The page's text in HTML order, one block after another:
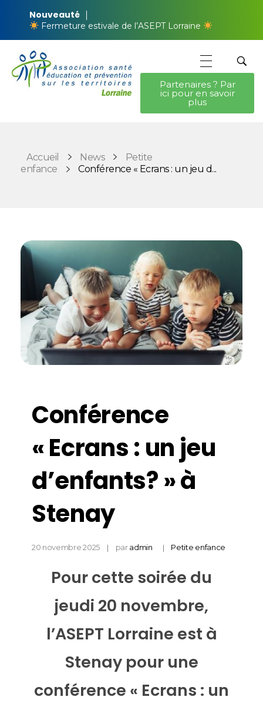
Nouveauté
Fermeture estivale de l’ASEPT Lorraine
Partenaires ? Par
ici pour en savoir
plus
Accueil News
Petite
enfance
Conférence « Ecrans : un jeu d...
Conférence
« Ecrans : un jeu
d’enfants? » à
Stenay
20 novembre 2025 par admin Petite enfance
Pour cette soirée du
jeudi 20 novembre,
l’ASEPT Lorraine est à
Stenay pour une
conférence « Ecrans : un